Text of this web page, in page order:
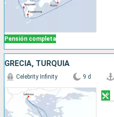
Pensión completa
GRECIA, TURQUÍA
Celebrity Infinity 9 d